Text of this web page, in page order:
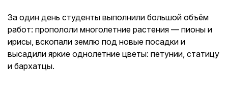
За один день студенты выполнили большой объём
работ: пропололи многолетние растения — пионы и
ирисы, вскопали землю под новые посадки и
высадили яркие однолетние цветы: петунии, статицу
и бархатцы.